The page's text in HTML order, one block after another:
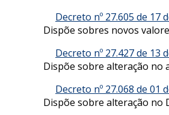
Decreto nº 27.605 de 17
Dispõe sobres novos
Decreto nº 27.427 de 13
Dispõe sobre alteração no
Decreto nº 27.068 de 01
Dispõe sobre alteração no